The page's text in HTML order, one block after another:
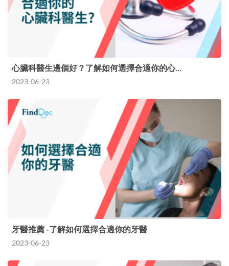
心臟科醫生邊個好？了解如何選擇合適你的心…
2023-06-23
牙醫推薦 -了解如何選擇合適你的牙醫
2023-06-23